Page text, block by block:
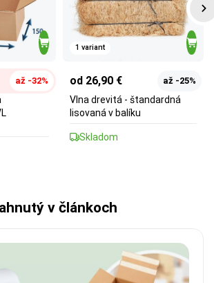
až -32%
1 variant
od 26,90 € až -25%
Vlna drevitá - štandardná
lisovaná v balíku
Skladom
v článkoch